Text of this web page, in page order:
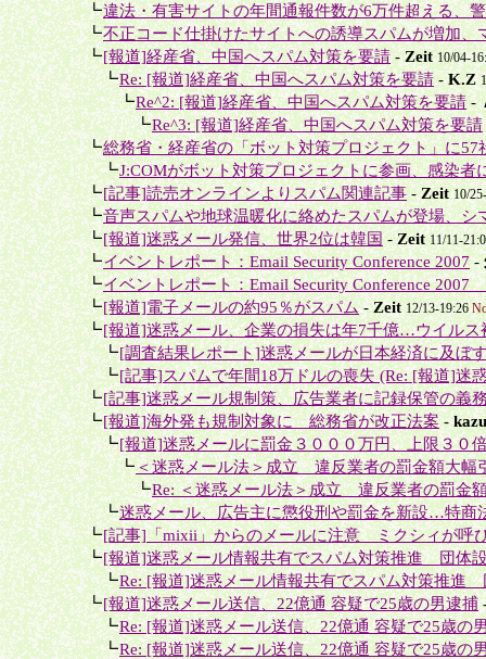
＋┗違法・有害サイトの年間通報件数が6万件超える、
＋┗不正コード仕掛けたサイトへの誘導スパムが増加、
＋┗[報道]経産省、中国へスパム対策を要請-Zeit 10/04-
＋＋┗Re: [報道]経産省、中国へスパム対策を要請-K.Z
＋＋＋┗Re^2: [報道]経産省、中国へスパム対策を要請-
＋＋＋＋┗Re^3: [報道]経産省、中国へスパム対策を要請
＋┗総務省・経産省の「ボット対策プロジェクト」に57
＋＋┗J:COMがボット対策プロジェクトに参画、感染者
＋┗[記事]読売オンラインよりスパム関連記事-Zeit 10/
＋┗音声スパムや地球温暖化に絡めたスパムが登場、シ
＋┗[報道]迷惑メール発信、世界2位は韓国-Zeit 11/11-
＋┗イベントレポート：Email Security Conference 2007-
＋┗イベントレポート：Email Security Conference 2007
＋┗[報道]電子メールの約95％がスパム-Zeit 12/13-19:26
＋┗[報道]迷惑メール、企業の損失は年7千億…ウイルス
＋＋┗[調査結果レポート]迷惑メールが日本経済に及ぼ
＋＋┗[記事]スパムで年間18万ドルの喪失 (Re: [報道]迷
＋┗[記事]迷惑メール規制策、広告業者に記録保管の義
＋┗[報道]海外発も規制対象に 総務省が改正法案-kazu
＋＋┗[報道]迷惑メールに罰金３０００万円、上限３０
＋＋＋┗＜迷惑メール法＞成立 違反業者の罰金額大幅
＋＋＋＋┗Re: ＜迷惑メール法＞成立 違反業者の罰金
＋＋┗迷惑メール、広告主に懲役刑や罰金を新設…特商
＋┗[記事]「mixii」からのメールに注意 ミクシィが呼
＋┗[報道]迷惑メール情報共有でスパム対策推進 団体
＋＋┗Re: [報道]迷惑メール情報共有でスパム対策推進
＋┗[報道]迷惑メール送信、22億通 容疑で25歳の男逮捕
＋＋┗Re: [報道]迷惑メール送信、22億通 容疑で25歳の
＋＋┗Re: [報道]迷惑メール送信、22億通 容疑で25歳の